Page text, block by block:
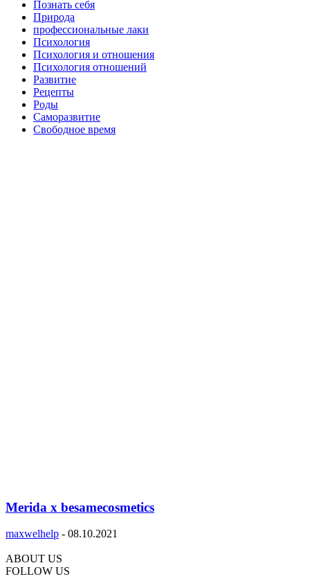
Познать себя
Природа
профессиональные лаки
Психология
Психология и отношения
Психология отношений
Развитие
Рецепты
Роды
Саморазвитие
Свободное время
Merida x besamecosmetics
maxwelhelp - 08.10.2021
ABOUT US
FOLLOW US